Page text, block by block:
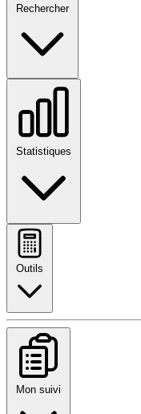
Rechercher
Statistiques
Outils
Mon suivi